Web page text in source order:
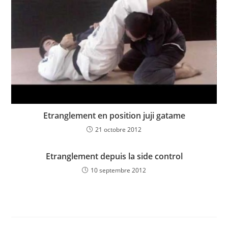
Etranglement en position juji gatame
21 octobre 2012
Etranglement depuis la side control
10 septembre 2012